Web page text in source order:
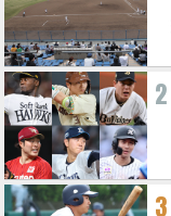
2
3